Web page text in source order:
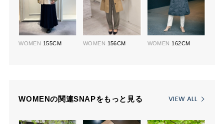
WOMEN 155CM WOMEN 156CM WOMEN 162CM
WOMENの関連SNAPをもっと見る VIEW ALL